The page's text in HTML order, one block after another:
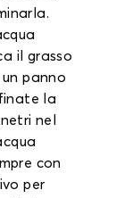
il grasso
panno
la
nel
con
per